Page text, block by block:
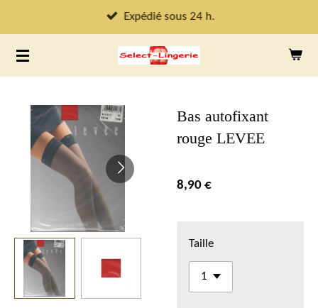
au
contenu
principal
Expédié sous 24 h.
Bas autofixant
rouge LEVEE
8,90 €
Taille